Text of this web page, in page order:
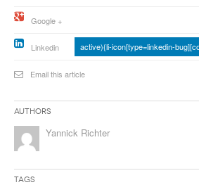
Google +
Linkedin active){li-icon[type=linkedin-
Email this article
Authors
Yannick Richter
Tags